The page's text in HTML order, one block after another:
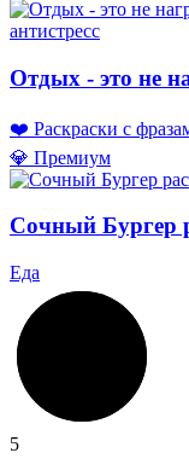
Отдых - это не
❤️ Раскраски с
💎 Премиум
Сочный Бургер
Еда
5